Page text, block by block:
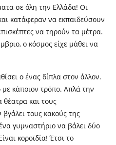
σε όλη την Ελλάδα! Οι
κατάφεραν να εκπαιδεύσουν
να τηρούν τα μέτρα.
ο κόσμος είχε μάθει να
ο ένας δίπλα στον άλλον.
με κάποιον τρόπο. Απλά την
θέατρα και τους
τους κακούς της
γυμναστήριο να βάλει δύο
κοροϊδία! Έτσι το